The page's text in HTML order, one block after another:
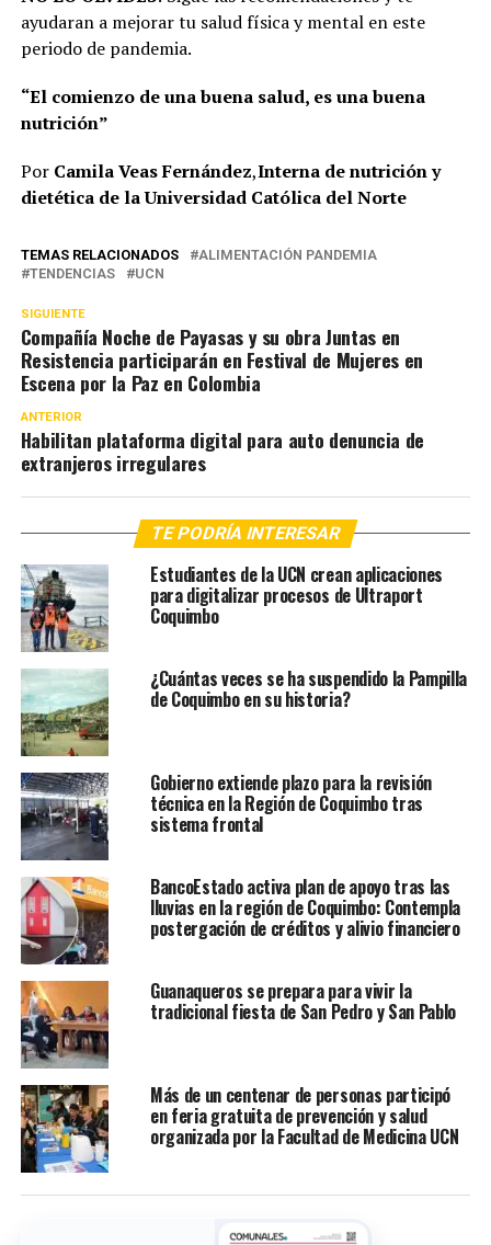
ayudaran a mejorar tu salud física y mental en este
periodo de pandemia.
“El comienzo de una buena salud, es una buena
nutrición”
Por Camila Veas Fernández,Interna de nutrición y
dietética de la Universidad Católica del Norte
TEMAS RELACIONADOS
ALIMENTACIÓN PANDEMIA
TENDENCIAS
UCN
SIGUIENTE
Compañía Noche de Payasas y su obra Juntas en
Resistencia participarán en Festival de Mujeres en
Escena por la Paz en Colombia
ANTERIOR
Habilitan plataforma digital para auto denuncia de
extranjeros irregulares
TE PODRÍA INTERESAR
Estudiantes de la UCN crean aplicaciones
para digitalizar procesos de Ultraport
Coquimbo
¿Cuántas veces se ha suspendido la Pampilla
de Coquimbo en su historia?
Gobierno extiende plazo para la revisión
técnica en la Región de Coquimbo tras
sistema frontal
BancoEstado activa plan de apoyo tras las
lluvias en la región de Coquimbo: Contempla
postergación de créditos y alivio financiero
Guanaqueros se prepara para vivir la
tradicional fiesta de San Pedro y San Pablo
Más de un centenar de personas participó
en feria gratuita de prevención y salud
organizada por la Facultad de Medicina UCN